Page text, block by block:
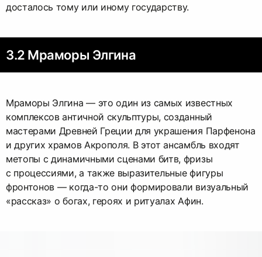
досталось тому или иному государству.
3.2 Мраморы Элгина
Мраморы Элгина — это один из самых известных
комплексов античной скульптуры, созданный
мастерами Древней Греции для украшения Парфенона
и других храмов Акрополя. В этот ансамбль входят
метопы с динамичными сценами битв, фризы
с процессиями, а также выразительные фигуры
фронтонов — когда-то они формировали визуальный
«рассказ» о богах, героях и ритуалах Афин.